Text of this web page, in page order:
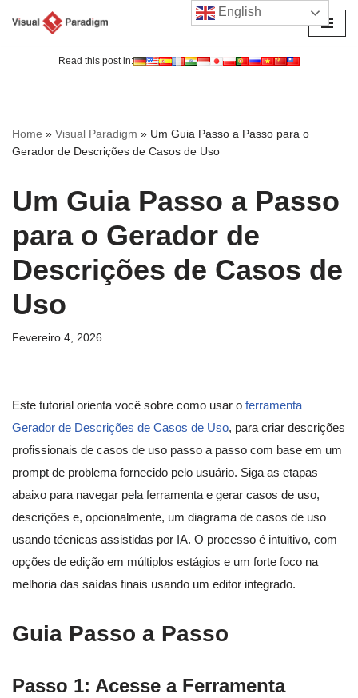
Read this post in:
Home » Visual Paradigm » Um Guia Passo a Passo para o
Gerador de Descrições de Casos de Uso
Um Guia Passo a Passo
para o Gerador de
Descrições de Casos de
Uso
Fevereiro 4, 2026
Este tutorial orienta você sobre como usar o ferramenta
Gerador de Descrições de Casos de Uso, para criar descrições
profissionais de casos de uso passo a passo com base em um
prompt de problema fornecido pelo usuário. Siga as etapas
abaixo para navegar pela ferramenta e gerar casos de uso,
descrições e, opcionalmente, um diagrama de casos de uso
usando técnicas assistidas por IA. O processo é intuitivo, com
opções de edição em múltiplos estágios e um forte foco na
melhoria das saídas finais usando um editor integrado.
Guia Passo a Passo
Passo 1: Acesse a Ferramenta
English